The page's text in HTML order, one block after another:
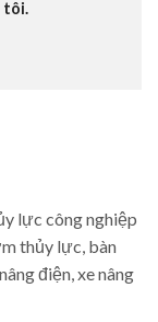
tôi.
lực công nghiệp
thủy lực, bàn
điện, xe nâng